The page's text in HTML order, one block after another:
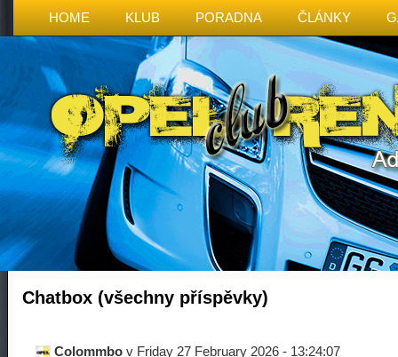
HOME KLUB PORADNA ČLÁNKY
Chatbox (všechny příspěvky)
Colommbo v Friday 27 February 2026 - 13:24:07